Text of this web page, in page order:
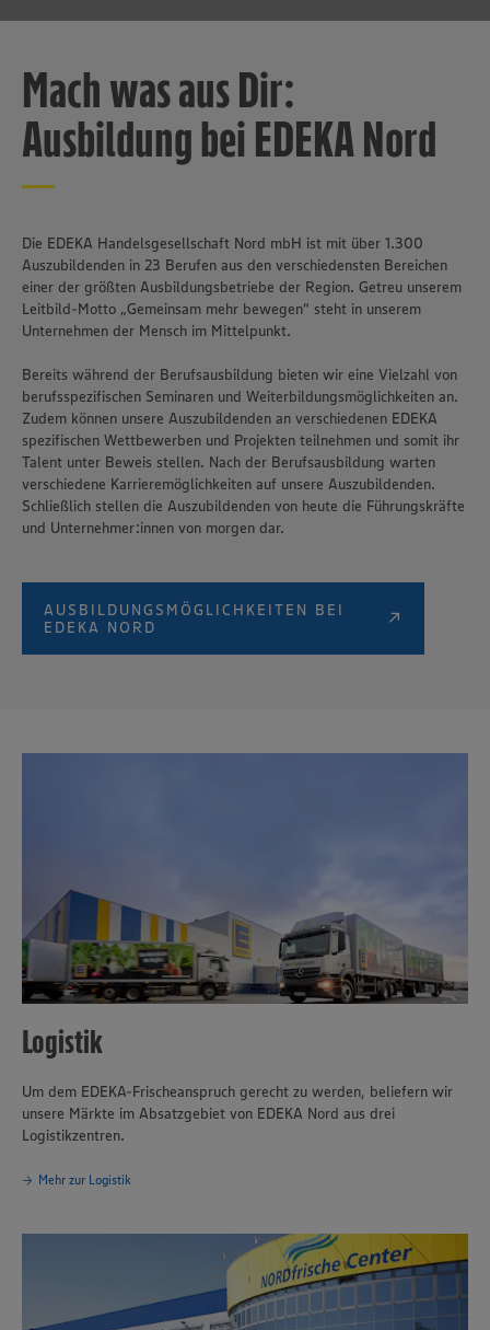
Mach was aus Dir:
Ausbildung bei EDEKA Nord
Die EDEKA Handelsgesellschaft Nord mbH ist mit über 1.300
Auszubildenden in 23 Berufen aus den verschiedensten Bereichen
einer der größten Ausbildungsbetriebe der Region. Getreu unserem
Leitbild-Motto „Gemeinsam mehr bewegen“ steht in unserem
Unternehmen der Mensch im Mittelpunkt.
Bereits während der Berufsausbildung bieten wir eine Vielzahl von
berufsspezifischen Seminaren und Weiterbildungsmöglichkeiten an.
Zudem können unsere Auszubildenden an verschiedenen EDEKA
spezifischen Wettbewerben und Projekten teilnehmen und somit ihr
Talent unter Beweis stellen. Nach der Berufsausbildung warten
verschiedene Karrieremöglichkeiten auf unsere Auszubildenden.
Schließlich stellen die Auszubildenden von heute die Führungskräfte
und Unternehmer:innen von morgen dar.
AUSBILDUNGSMÖGLICHKEITEN BEI
EDEKA NORD
Logistik
Um dem EDEKA-Frischeanspruch gerecht zu werden, beliefern wir
unsere Märkte im Absatzgebiet von EDEKA Nord aus drei
Logistikzentren.
Mehr zur Logistik